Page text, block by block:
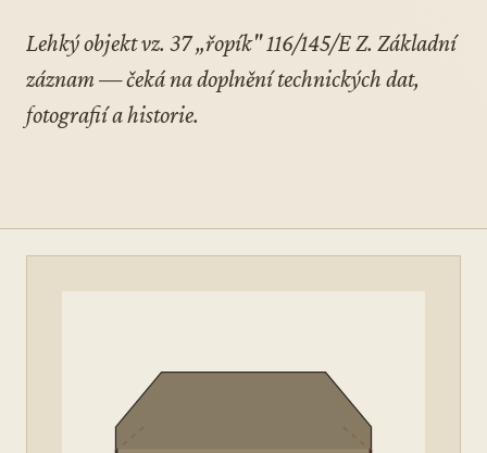
Lehký objekt vz. 37 „řopík" 116/145/E Z. Základní
záznam — čeká na doplnění technických dat,
fotografií a historie.